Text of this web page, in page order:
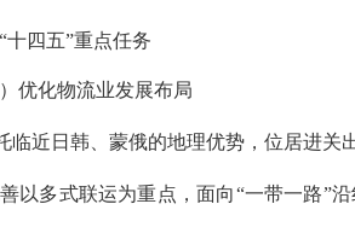
“十四五”重点任务
化物流业发展布局
临近日韩、蒙俄的地理优势，位居进关
以多式联运为重点，面向“一带一路”